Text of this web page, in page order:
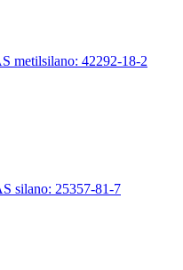
metilsilano: 42292-18-2
silano: 25357-81-7